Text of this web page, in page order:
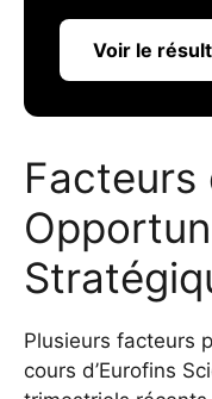
Voir le
Facteurs
Plusieurs facteurs
cours d’Eurofins